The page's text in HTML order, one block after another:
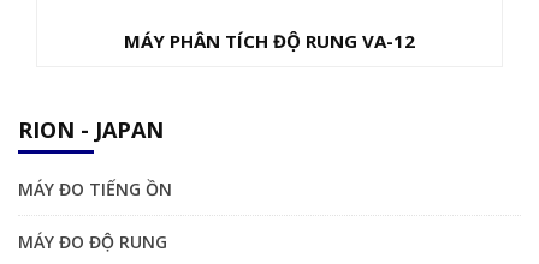
MÁY PHÂN TÍCH ĐỘ RUNG VA-12
RION - JAPAN
MÁY ĐO TIẾNG ỒN
MÁY ĐO ĐỘ RUNG